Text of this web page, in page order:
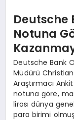
Deutsche
Notuna
Deutsche Bank
Müdürü
Araştırmacı
notuna göre,
lirası dünya
para birimi